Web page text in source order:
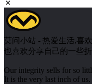
莫问小站 - 热爱生活,喜欢
也喜欢分享自己的一些
Our integrity sells for so
It is the very last inch of